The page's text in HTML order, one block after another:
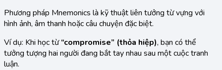
Phương pháp Mnemonics là kỹ thuật liên tưởng từ vựng với
hình ảnh, âm thanh hoặc câu chuyện đặc biệt.
Ví dụ: Khi học từ“compromise” (thỏa hiệp), bạn có thể
tưởng tượng hai người đang bắt tay nhau sau một cuộc tranh
luận.